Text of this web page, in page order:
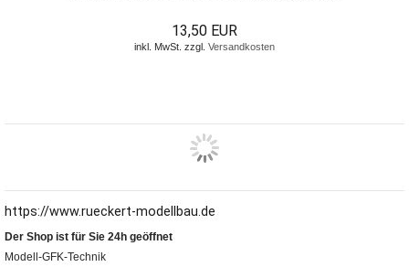
13,50 EUR
inkl. MwSt. zzgl. Versandkosten
https://www.rueckert-modellbau.de
Der Shop ist für Sie 24h geöffnet
Modell-GFK-Technik